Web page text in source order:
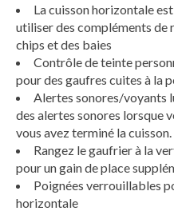
La cuisson horizontale
utiliser des compléments de
chips et des baies
Contrôle de teinte
pour des gaufres cuites à la
Alertes sonores/voyants
des alertes sonores lorsque
vous avez terminé la cuisson.
Rangez le gaufrier à la
pour un gain de place
Poignées verrouillables
horizontale